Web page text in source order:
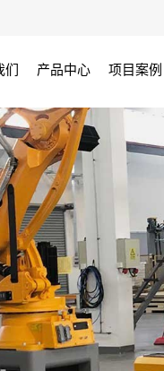
们 产品中心 项目案例